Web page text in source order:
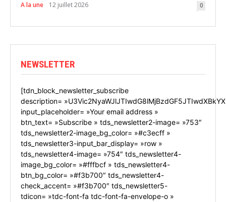
A la une 12 juillet 2026 0
NEWSLETTER
[tdn_block_newsletter_subscribe
description=
input_placeholder= »Your email address »
btn_text= »Subscribe » tds_newsletter2-image= »753″
tds_newsletter2-image_bg_color= »#c3ecff »
tds_newsletter3-input_bar_display= »row »
tds_newsletter4-image= »754″ tds_newsletter4-
image_bg_color= »#fffbcf » tds_newsletter4-
btn_bg_color= »#f3b700″ tds_newsletter4-
check_accent= »#f3b700″ tds_newsletter5-
tdicon= »tdc-font-fa tdc-font-fa-envelope-o »